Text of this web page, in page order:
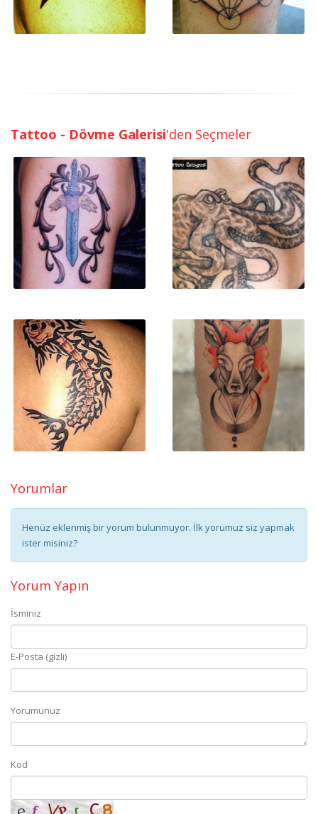
Tattoo - Dövme Galerisi'den Seçmeler
Yorumlar
Henüz eklenmiş bir yorum bulunmuyor. İlk yorumuz siz yapmak
ister misiniz?
Yorum Yapın
İsminiz
E-Posta (gizli)
Yorumunuz
Kod